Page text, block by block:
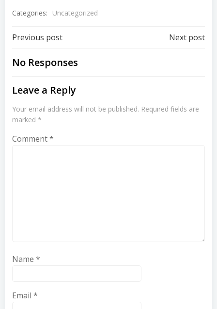
Categories: Uncategorized
Post
navigation
Previous post Next post
No Responses
Leave a Reply
Your email address will not be published. Required fields are
marked *
Comment*
Name *
Email *